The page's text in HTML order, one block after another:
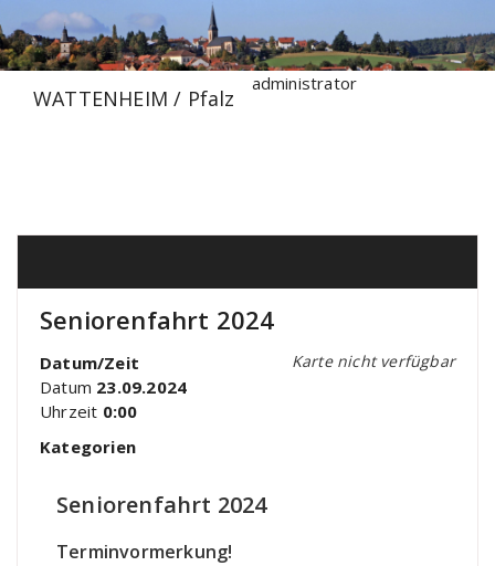
Inhalt
springen
WATTENHEIM / Pfalz
administrator
Seniorenfahrt 2024
Karte nicht verfügbar
Datum/Zeit
Datum 23.09.2024
Uhrzeit 0:00
Kategorien
Seniorenfahrt 2024
Terminvormerkung!